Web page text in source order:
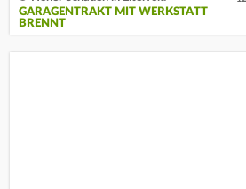
GARAGENTRAKT MIT WERKSTATT
BRENNT